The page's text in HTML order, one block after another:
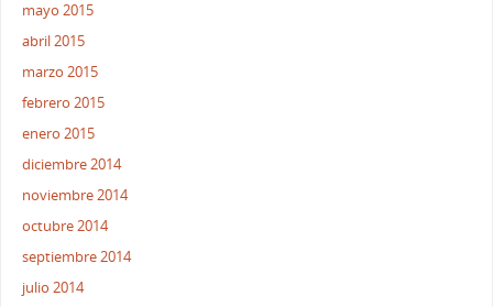
mayo 2015
abril 2015
marzo 2015
febrero 2015
enero 2015
diciembre 2014
noviembre 2014
octubre 2014
septiembre 2014
julio 2014